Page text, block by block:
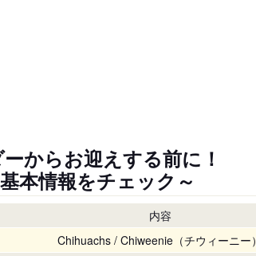
からお迎えする前に！
本情報をチェック～
内容
Chihuachs / Chiweenie（チウィーニー）